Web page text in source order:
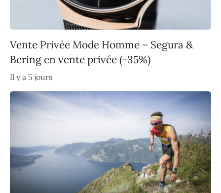
Vente Privée Mode Homme – Segura &
Bering en vente privée (-35%)
Il y a 5 jours